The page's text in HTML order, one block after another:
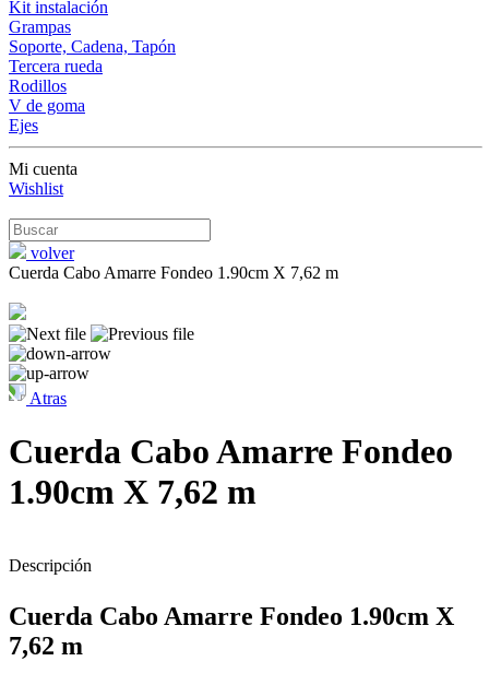
Kit instalación
Grampas
Soporte, Cadena, Tapón
Tercera rueda
Rodillos
V de goma
Ejes
Mi cuenta
Wishlist
volver
Cuerda Cabo Amarre Fondeo 1.90cm X 7,62 m
Atras
Cuerda Cabo Amarre Fondeo
1.90cm X 7,62 m
Descripción
Cuerda Cabo Amarre Fondeo 1.90cm X
7,62 m